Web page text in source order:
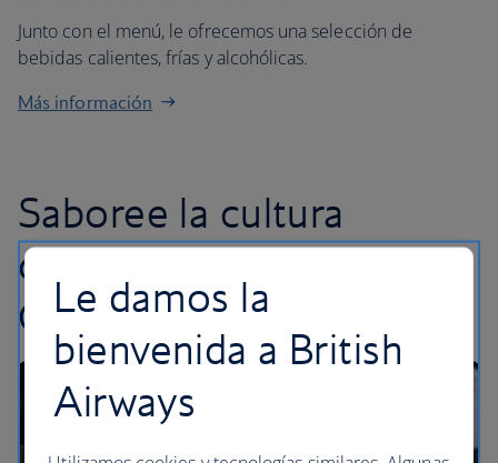
Junto con el menú, le ofrecemos una selección de
bebidas calientes, frías y alcohólicas.
Más información
Saboree la cultura
cafetera londinense con
Grind
Le damos la
bienvenida a British
Airways